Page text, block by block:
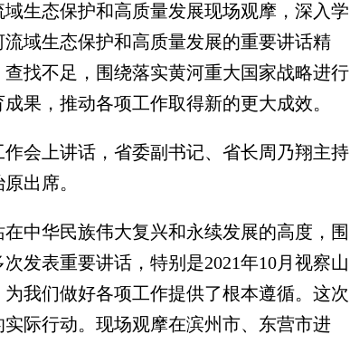
生态保护和高质量发展现场观摩，深入学
域生态保护和高质量发展的重要讲话精
找不足，围绕落实黄河重大国家战略进行
果，推动各项工作取得新的更大成效。
上讲话，省委副书记、省长周乃翔主持
出席。
华民族伟大复兴和永续发展的高度，围
发表重要讲话，特别是2021年10月视察山
我们做好各项工作提供了根本遵循。这次
际行动。现场观摩在滨州市、东营市进